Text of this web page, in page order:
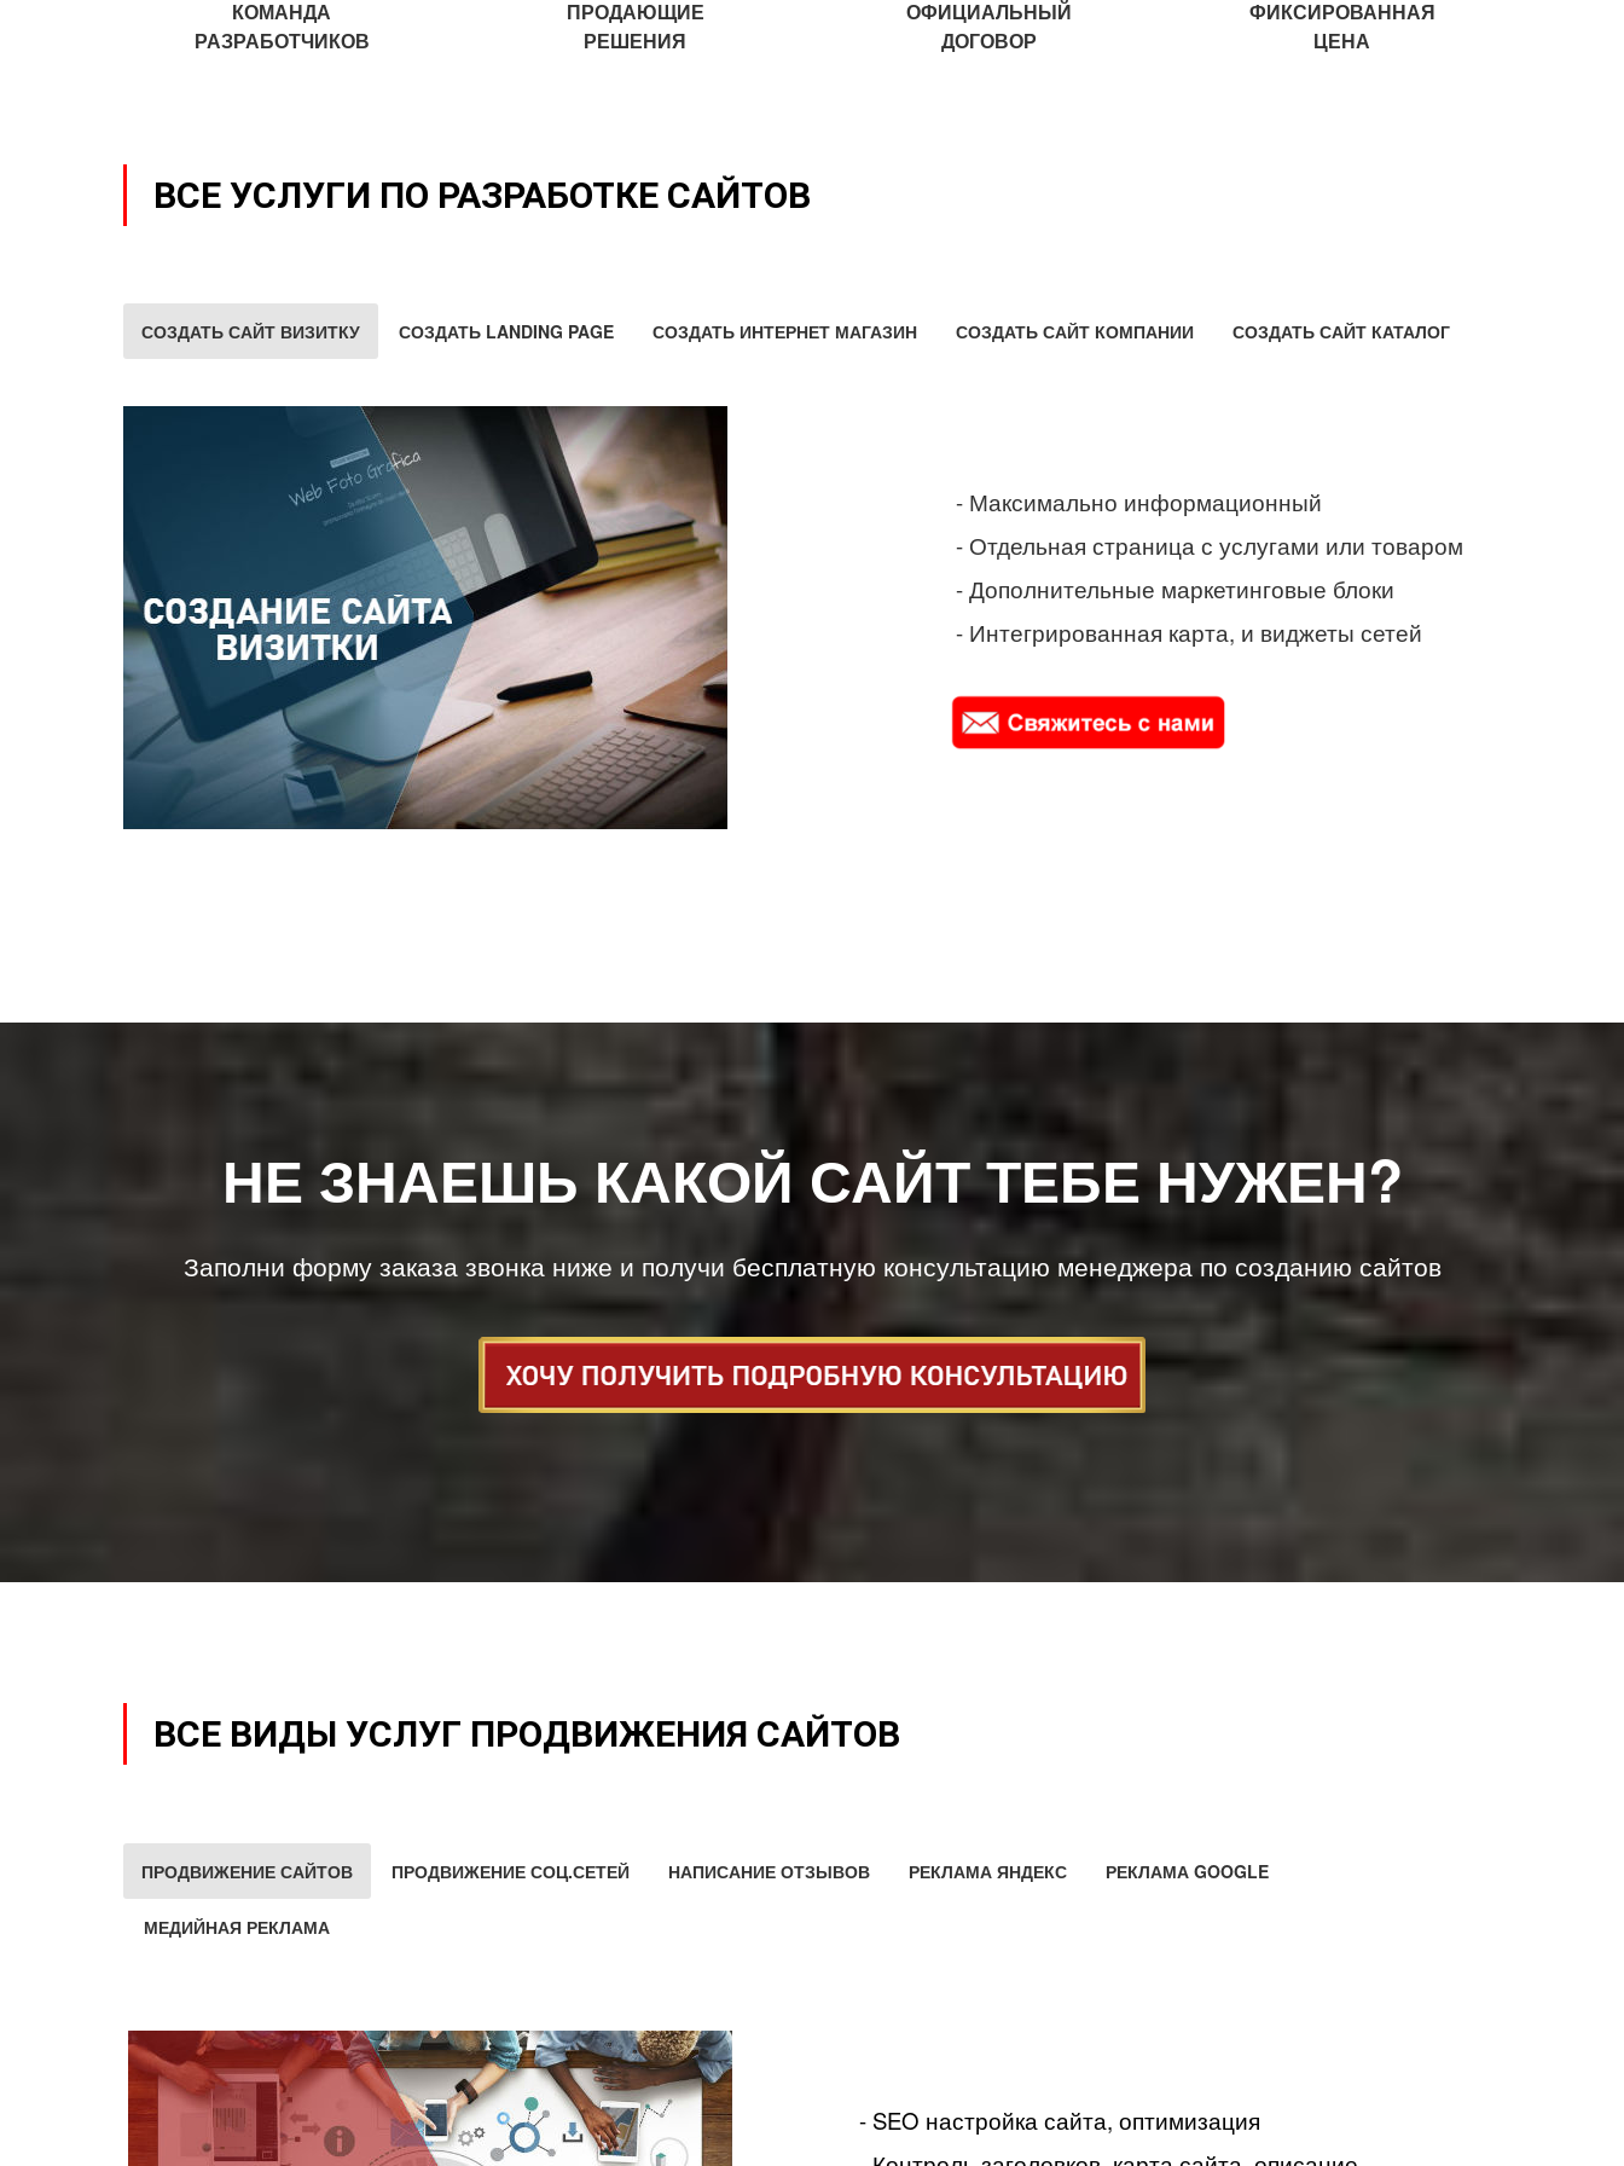
КОМАНДА
РАЗРАБОТЧИКОВ
ПРОДАЮЩИЕ
РЕШЕНИЯ
ОФИЦИАЛЬНЫЙ
ДОГОВОР
ФИКСИРОВАННАЯ
ЦЕНА
ВСЕ УСЛУГИ ПО РАЗРАБОТКЕ САЙТОВ
СОЗДАТЬ САЙТ ВИЗИТКУ СОЗДАТЬ LANDING PAGE СОЗДАТЬ ИНТЕРНЕТ МАГАЗИН СОЗДАТЬ САЙТ КОМПАНИИ СОЗДАТЬ САЙТ КАТАЛОГ
- Максимально информационный
- Отдельная страница с услугами или товаром
- Дополнительные маркетинговые блоки
- Интегрированная карта, и виджеты сетей
НЕ ЗНАЕШЬ КАКОЙ САЙТ ТЕБЕ НУЖЕН?
Заполни форму заказа звонка ниже и получи бесплатную консультацию менеджера по созданию сайтов
ВСЕ ВИДЫ УСЛУГ ПРОДВИЖЕНИЯ САЙТОВ
ПРОДВИЖЕНИЕ САЙТОВ ПРОДВИЖЕНИЕ СОЦ.СЕТЕЙ НАПИСАНИЕ ОТЗЫВОВ РЕКЛАМА ЯНДЕКС РЕКЛАМА GOOGLE
МЕДИЙНАЯ РЕКЛАМА
- SEO настройка сайта, оптимизация